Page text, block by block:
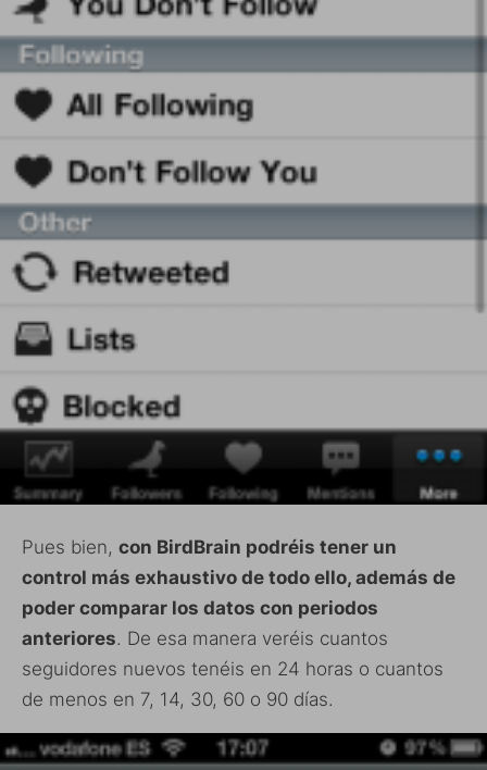
Pues bien, con BirdBrain podréis tener un
control más exhaustivo de todo ello, además de
poder comparar los datos con periodos
anteriores. De esa manera veréis cuantos
seguidores nuevos tenéis en 24 horas o cuantos
de menos en 7, 14, 30, 60 o 90 días.